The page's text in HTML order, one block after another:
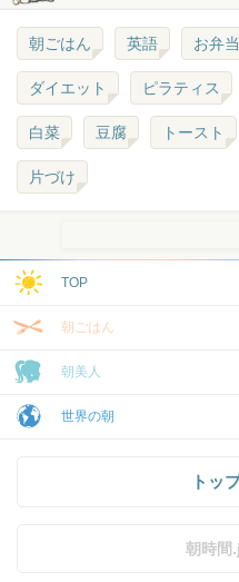
朝ごはん 英語 お弁当
ダイエット ピラティス
白菜 豆腐 トースト
片づけ
TOP
朝ごはん
朝美人
世界の朝
トッ
朝時間